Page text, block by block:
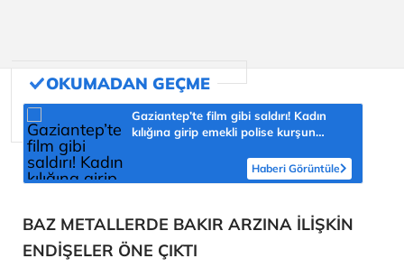
Gaziantep’te film gibi saldırı! Kadın
kılığına girip emekli polise kurşun
Haberi Görüntüle
BAZ METALLERDE BAKIR ARZINA İLİŞKİN
ENDİŞELER ÖNE ÇIKTI